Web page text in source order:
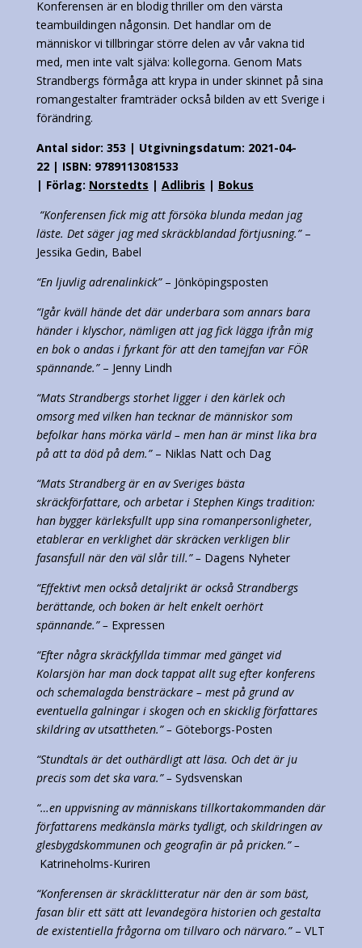
Konferensen är en blodig thriller om den värsta
teambuildingen någonsin. Det handlar om de
människor vi tillbringar större delen av vår vakna tid
med, men inte valt själva: kollegorna. Genom Mats
Strandbergs förmåga att krypa in under skinnet på sina
romangestalter framträder också bilden av ett Sverige i
förändring.
Antal sidor: 353 | Utgivningsdatum: 2021-04-
22| ISBN: 9789113081533
| Förlag: Norstedts | Adlibris | Bokus
“Konferensen fick mig att försöka blunda medan jag
läste. Det säger jag med skräckblandad förtjusning.”–
Jessika Gedin, Babel
“En ljuvlig adrenalinkick”– Jönköpingsposten
“Igår kväll hände det där underbara som annars bara
händer i klyschor, nämligen att jag fick lägga ifrån mig
en bok o andas i fyrkant för att den tamejfan var FÖR
spännande.”– Jenny Lindh
“Mats Strandbergs storhet ligger i den kärlek och
omsorg med vilken han tecknar de människor som
befolkar hans mörka värld – men han är minst lika bra
på att ta död på dem.”– Niklas Natt och Dag
“Mats Strandberg är en av Sveriges bästa
skräckförfattare, och arbetar i Stephen Kings tradition:
han bygger kärleksfullt upp sina romanpersonligheter,
etablerar en verklighet där skräcken verkligen blir
fasansfull när den väl slår till.” – Dagens Nyheter
“Effektivt men också detaljrikt är också Strandbergs
berättande, och boken är helt enkelt oerhört
spännande.” – Expressen
“Efter några skräckfyllda timmar med gänget vid
Kolarsjön har man dock tappat allt sug efter konferens
och schemalagda bensträckare – mest på grund av
eventuella galningar i skogen och en skicklig författares
skildring av utsattheten.” – Göteborgs-Posten
“Stundtals är det outhärdligt att läsa. Och det är ju
precis som det ska vara.” – Sydsvenskan
“…en uppvisning av människans tillkortakommanden där
författarens medkänsla märks tydligt, och skildringen av
glesbygdskommunen och geografin är på pricken.” –
Katrineholms-Kuriren
“Konferensen är skräcklitteratur när den är som bäst,
fasan blir ett sätt att levandegöra historien och gestalta
de existentiella frågorna om tillvaro och närvaro.”– VLT